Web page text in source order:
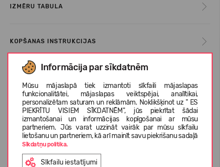
Informācija par sīkdatnēm
Mūsu mājaslapā tiek izmantoti sīkfaili mājaslapas
funkcionalitātei, mājaslapas veiktspējai, analītikai,
personalizētam saturam un reklāmām. Noklikšķinot uz " ES
PIEKRĪTU VISIEM SĪKDATNĒM", jūs piekrītat šādai
izmantošanai un informācijas kopīgošanai ar mūsu
partneriem. Jūs varat uzzināt vairāk par mūsu sīkfailu
lietošanu un partneriem, kā arī mainīt savu piekrišanu sadaļā
Sīkdatņu politika.
Sīkfailu iestatījumi
IZMĒRU TABULA
KOPŠANAS INSTRUKCIJAS
PAR KEEN
KLIENTU ATSAUKSMES (0)
Līdzīgas preces